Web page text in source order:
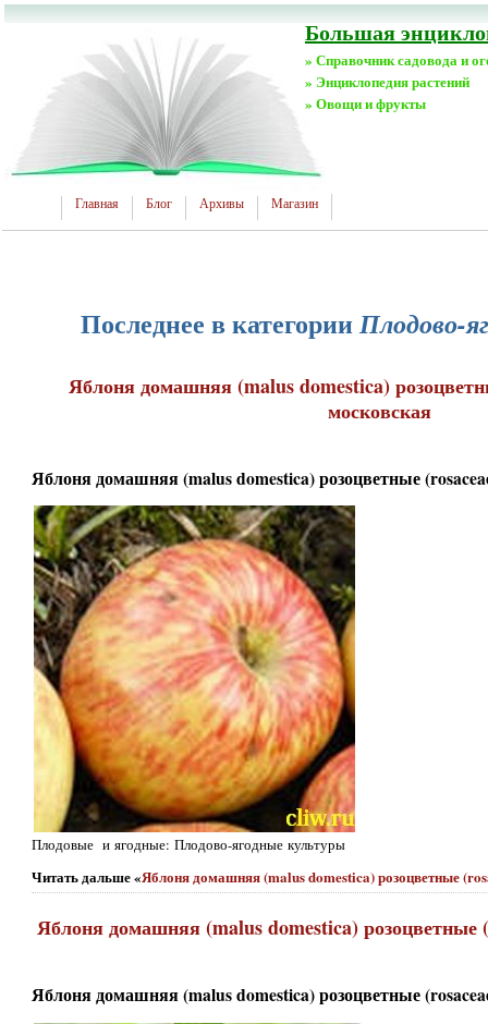
Большая
» Справочник садовода и
» Энциклопедия растений
» Овощи и фрукты
Главная Блог Архивы Магазин
Последнее в категорииПлодово-
Яблоня домашняя (malus domestica)
московская
Яблоня домашняя (malus domestica) розоцветные
Плодовые и ягодные: Плодово-ягодные культуры
Читать дальше «Яблоня домашняя (malus domestica) розоцветные
Яблоня домашняя (malus domestica) розоцветные
Яблоня домашняя (malus domestica) розоцветные